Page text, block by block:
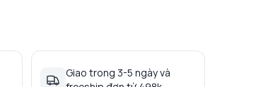
Giao trong 3-5 ngày và